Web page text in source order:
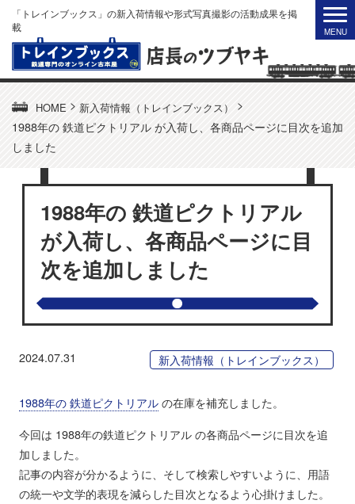
「トレインブックス」の新入荷情報や形式写真撮影の活動成果を掲
載
HOME > 新入荷情報（トレインブックス）
>
1988年の 鉄道ピクトリアル が入荷し、各商品ページに目次を追加
しました
1988年の 鉄道ピクトリアル
が入荷し、各商品ページに目
次を追加しました
2024.07.31 新入荷情報（トレインブックス）
1988年の 鉄道ピクトリアルの在庫を補充しました。
今回は 1988年の鉄道ピクトリアル の各商品ページに目次を追
加しました。
記事の内容が分かるように、そして検索しやすいように、用語
の統一や文学的表現を減らした目次となるよう心掛けました。